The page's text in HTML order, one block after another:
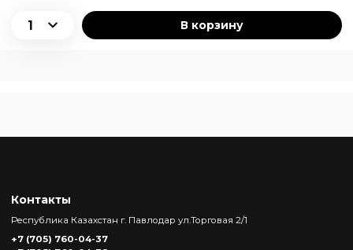
В корзину
Контакты
Республика Казахстан г. Павлодар ул.Торговая 2/1
+7 (705) 760-04-37